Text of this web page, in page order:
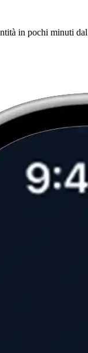
in pochi minuti dal